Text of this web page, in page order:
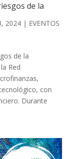
de la
2024| EVENTOS
de la
Red
con
Durante